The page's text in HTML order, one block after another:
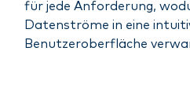
für jede Anforderung,
Datenströme in eine
Benutzeroberfläche